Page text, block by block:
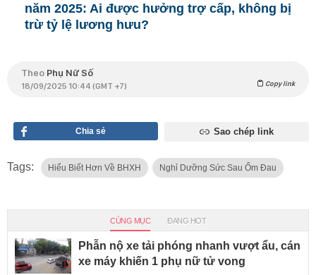
năm 2025: Ai được hưởng trợ cấp, không bị
trừ tỷ lệ lương hưu?
Theo Phụ Nữ Số
18/09/2025 10:44 (GMT +7) Copy link
Chia sẻ Sao chép link
Tags: Hiểu Biết Hơn Về BHXH Nghỉ Dưỡng Sức Sau Ốm Đau
CÙNG MỤC ĐANG HOT
Phẫn nộ xe tải phóng nhanh vượt ẩu, cán
xe máy khiến 1 phụ nữ tử vong